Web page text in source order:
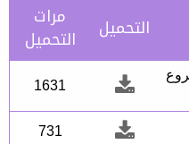
التحميل مرات
التحميل
1631
731